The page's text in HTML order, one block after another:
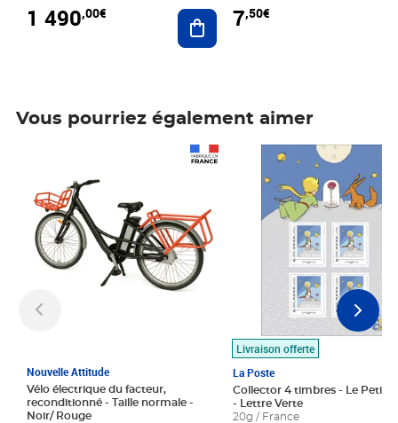
1 490,00€ Ajouter au panier
7,50€
Vous pourriez également aimer
Nouvelle Attitude
Vélo électrique du facteur,
reconditionné - Taille normale -
Noir/ Rouge
Livraison offerte
La Poste
Collector 4 timbres - Le Petit
- Lettre Verte
20g / France
Prix 7,50€